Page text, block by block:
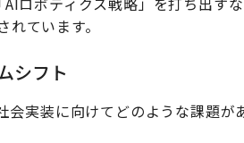
ています。
シフト
会実装に向けてどのような課題が